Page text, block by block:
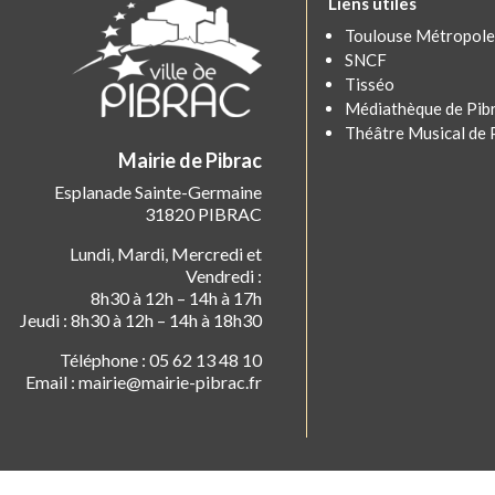
Mairie de Pibrac
Esplanade Sainte-Germaine
31820 PIBRAC
Lundi, Mardi, Mercredi et
Vendredi :
8h30 à 12h – 14h à 17h
Jeudi : 8h30 à 12h – 14h à 18h30
Téléphone : 05 62 13 48 10
Email : mairie@mairie-pibrac.fr
Toulouse Métropole
SNCF
Tisséo
Médiathèque de
Théâtre Musical de